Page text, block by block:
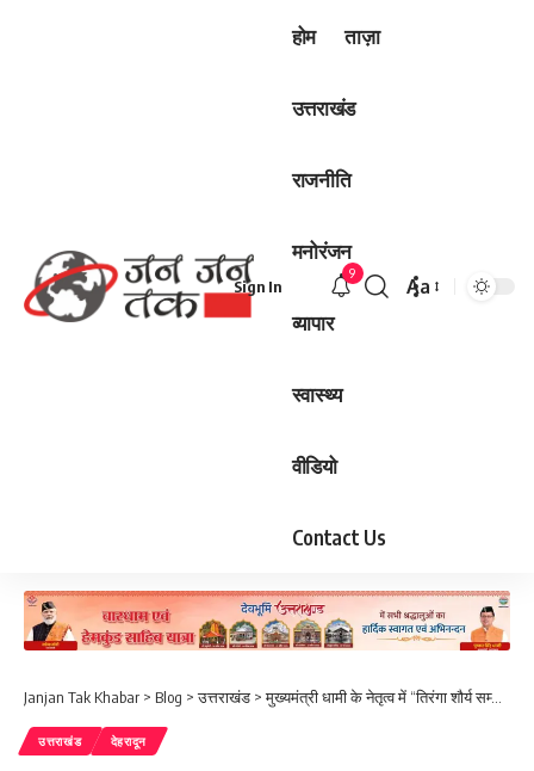
होम ताज़ा
उत्तराखंड
राजनीति
मनोरंजन
व्यापार
स्वास्थ्य
वीडियो
Contact Us
Sign In
9
Font
Aa
Janjan Tak Khabar > Blog >उत्तराखंड >मुख्यमंत्री धामी के नेतृत्व में “तिरंगा शौर्य सम्मान यात्रा” का किया गया भव्य आयोजन
उत्तराखंड देहरादून